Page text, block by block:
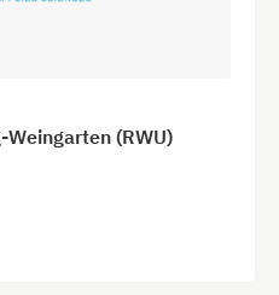
(RWU)